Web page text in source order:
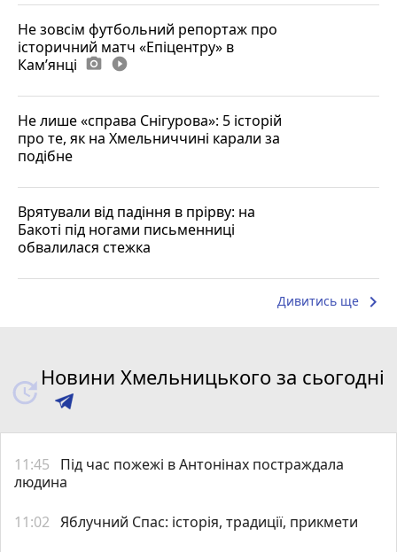
Не зовсім футбольний репортаж про
історичний матч «Епіцентру» в
Камʼянці photo_camera play_circle_filled
Не лише «справа Снігурова»: 5 історій
про те, як на Хмельниччині карали за
подібне
Врятували від падіння в прірву: на
Бакоті під ногами письменниці
обвалилася стежка
Дивитись ще keyboard_arrow_right
Новини Хмельницького за сьогодні
11:45
Під час пожежі в Антонінах постраждала
людина
11:02 Яблучний Спас: історія, традиції, прикмети